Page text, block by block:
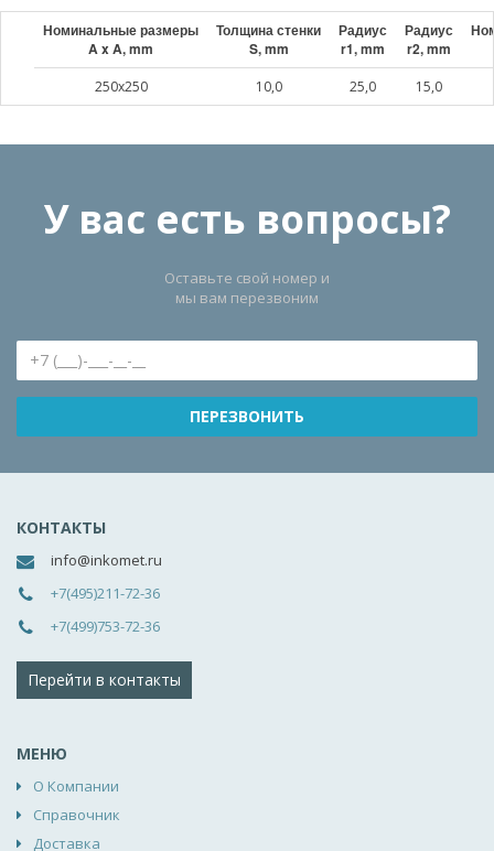
Номинальные размеры
A x A, mm
Толщина стенки
S, mm
Радиус
r1, mm
Радиус
r2, mm
250x250 10,0 25,0 15,0
У вас есть вопросы?
Оставьте свой номер и
мы вам перезвоним
КОНТАКТЫ
info@inkomet.ru
+7(495)211-72-36
+7(499)753-72-36
Перейти в контакты
МЕНЮ
О Компании
Справочник
Доставка